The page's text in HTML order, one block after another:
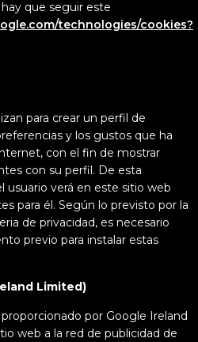
que seguir este
technologies/cookies?
para crear un perfil de
y los gustos que ha
con el fin de mostrar
con su perfil. De esta
usuario verá en este sitio web
para él. Según lo previsto por la
de privacidad, es necesario
previo para instalar estas
Limited)
por Google Ireland
web a la red de publicidad de